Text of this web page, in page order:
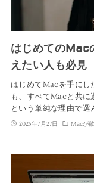
はじめての
えたい人も必見
はじめてMacを手にし
も、すべてMacと共に
という単純な理由で
2025年7月27日 Macが